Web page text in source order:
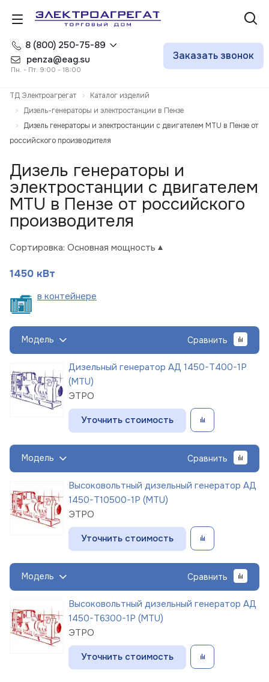
8 (800) 250-75-89
penza@eag.su
Пн. - Пт. 9:00 - 18:00
Заказать звонок
ТД Электроагрегат
Каталог изделий
Дизель-генераторы и электростанции в Пензе
Дизель генераторы и электростанции с двигателем MTU в Пензе от
российского производителя
Дизель генераторы и
электростанции с двигателем
MTU в Пензе от российского
производителя
Сортировка: Основная мощность
1450 кВт
в контейнере
Модель Сравнить
Дизельный генератор АД 1450-Т400-1Р
(MTU)
ЭТРО
Уточнить стоимость
Модель Сравнить
Высоковольтный дизельный генератор АД
1450-Т10500-1Р (MTU)
ЭТРО
Уточнить стоимость
Модель Сравнить
Высоковольтный дизельный генератор АД
1450-Т6300-1Р (MTU)
ЭТРО
Уточнить стоимость